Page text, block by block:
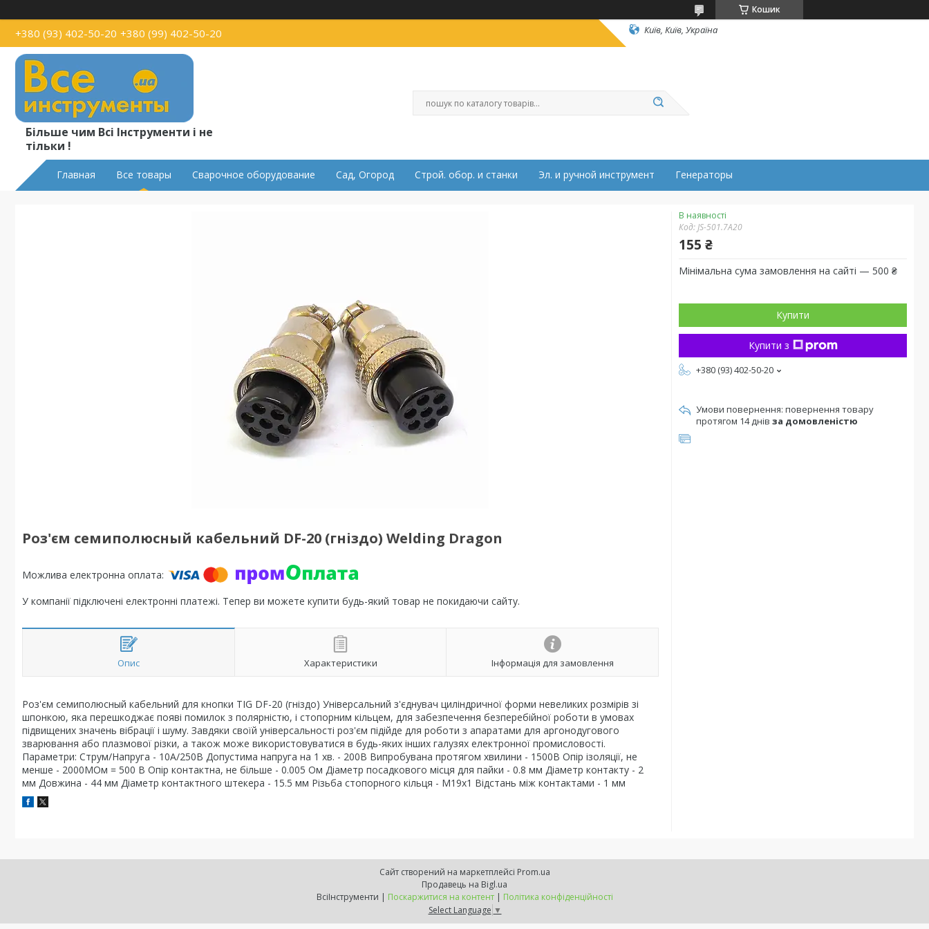
Кошик
+380 (93) 402-50-20 +380 (99) 402-50-20 Київ, Київ, Україна
Більше чим Всі Інструменти і не
тільки !
Главная Все товары Сварочное оборудование Сад, Огород Строй. обор. и станки Эл. и ручной инструмент Генераторы
Роз'єм семиполюсный кабельний DF-20 (гніздо) Welding Dragon
У компанії підключені електронні платежі. Тепер ви можете купити будь-який товар не покидаючи сайту.
Опис Характеристики Інформація для замовлення
Роз'єм семиполюсный кабельний для кнопки TIG DF-20 (гніздо) Універсальний з'єднувач циліндричної форми невеликих розмірів зі
шпонкою, яка перешкоджає появі помилок з полярністю, і стопорним кільцем, для забезпечення безперебійної роботи в умовах
підвищених значень вібрації і шуму. Завдяки своїй універсальності роз'єм підійде для роботи з апаратами для аргонодугового
зварювання або плазмової різки, а також може використовуватися в будь-яких інших галузях електронної промисловості.
Параметри: Струм/Напруга - 10А/250В Допустима напруга на 1 хв. - 200В Випробувана протягом хвилини - 1500В Опір ізоляції, не
менше - 2000МОм = 500 В Опір контактна, не більше - 0.005 Ом Діаметр посадкового місця для пайки - 0.8 мм Діаметр контакту - 2
мм Довжина - 44 мм Діаметр контактного штекера - 15.5 мм Різьба стопорного кільця - М19х1 Відстань між контактами - 1 мм
В наявності
Код:JS-501.7A20
155 ₴
Мінімальна сума замовлення на сайті — 500 ₴
Купити
Купити з
+380 (93) 402-50-20
повернення товару
протягом 14 днів за домовленістю
Сайт створений на маркетплейсі Prom.ua
Продавець на Bigl.ua
ВсіІнструменти | Поскаржитися на контент | Політика конфіденційності
Select Language ▼